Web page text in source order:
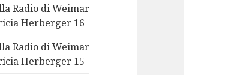
Radio di Weimar
Herberger 16
Radio di Weimar
Herberger 15